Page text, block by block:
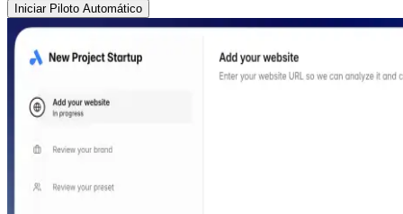
Iniciar Piloto Automático